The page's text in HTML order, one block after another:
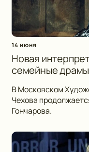
14 июня
Новая
семейные
В Московском
Чехова
Гончарова.